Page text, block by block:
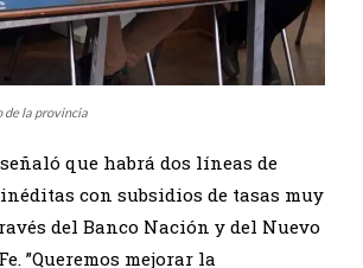
de la provincia
que habrá dos líneas de
con subsidios de tasas muy
del Banco Nación y del Nuevo
”Queremos mejorar la